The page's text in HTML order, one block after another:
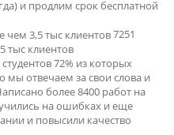
и продлим срок бесплатной
7251
тыс клиентов
72% из которых
отвечаем за свои слова и
более 8400 работ на
на ошибках и еще
и повысили качество